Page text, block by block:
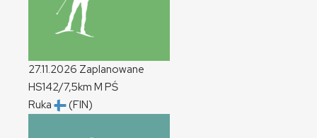
27.11.2026 Zaplanowane
HS142/7,5km M PŚ
Ruka
(FIN)